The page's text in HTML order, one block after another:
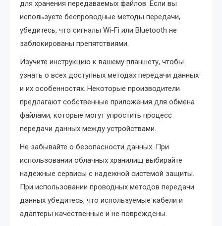
для хранения передаваемых файлов. Если вы
используете беспроводные методы передачи,
убедитесь, что сигналы Wi-Fi или Bluetooth не
заблокированы препятствиями.
Изучите инструкцию к вашему планшету, чтобы
узнать о всех доступных методах передачи данных
и их особенностях. Некоторые производители
предлагают собственные приложения для обмена
файлами, которые могут упростить процесс
передачи данных между устройствами.
Не забывайте о безопасности данных. При
использовании облачных хранилищ выбирайте
надежные сервисы с надежной системой защиты.
При использовании проводных методов передачи
данных убедитесь, что используемые кабели и
адаптеры качественные и не повреждены.